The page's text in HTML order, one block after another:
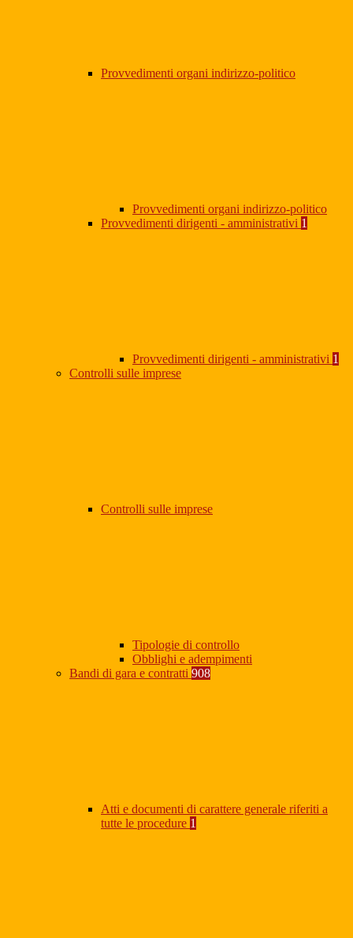
Provvedimenti organi indirizzo-politico
Provvedimenti organi indirizzo-politico
Provvedimenti dirigenti - amministrativi 1
Provvedimenti dirigenti - amministrativi 1
Controlli sulle imprese
Controlli sulle imprese
Tipologie di controllo
Obblighi e adempimenti
Bandi di gara e contratti 908
Atti e documenti di carattere generale riferiti a
tutte le procedure 1